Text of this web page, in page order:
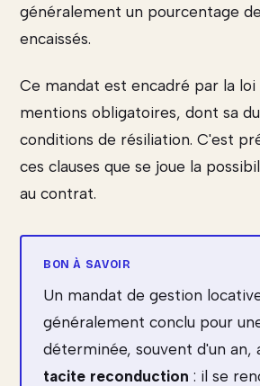
généralement un pourcentage
encaissés.
Ce mandat est encadré par la
mentions obligatoires, dont sa
conditions de résiliation. C'est
ces clauses que se joue la
au contrat.
Un mandat de gestion
généralement conclu pour
déterminée, souvent d'un an,
tacite reconduction : il se